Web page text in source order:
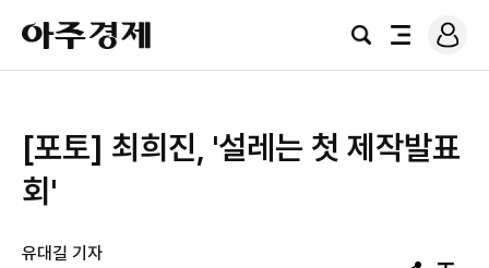
아
주
경
검
전
로
그
[포토] 최희진, '설레는 첫 제작발표
회'
유대길 기자